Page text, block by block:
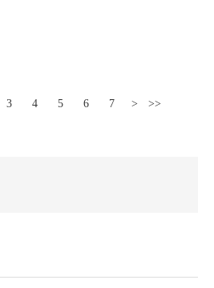
3 4 5 6 7 > >>